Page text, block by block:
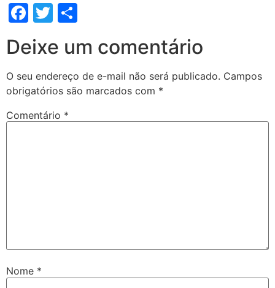
Facebook
Twitter
Deixe um comentário
O seu endereço de e-mail não será publicado. Campos
obrigatórios são marcados com *
Comentário *
Nome *